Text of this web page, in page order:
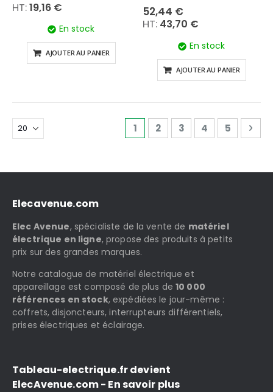
19,16 €
En stock
AJOUTER AU PANIER
52,44 €
43,70 €
En stock
AJOUTER AU PANIER
Page
Vous lisez actuellement la
1 Page
2 Page
3 Page
4 Page
5
Elecavenue.com
Elec Avenue, spécialiste de la vente de matériel
électrique en ligne, propose des produits à petits
prix sur des grandes marques.
Notre catalogue de matériel électrique et
appareillage est composé de plus de10 000
références en stock, expédiées le jour-même :
coffrets, disjoncteurs, interrupteurs différentiels,
prises électriques et éclairage.
Tableau-electrique.fr devient
ElecAvenue.com - En savoir plus